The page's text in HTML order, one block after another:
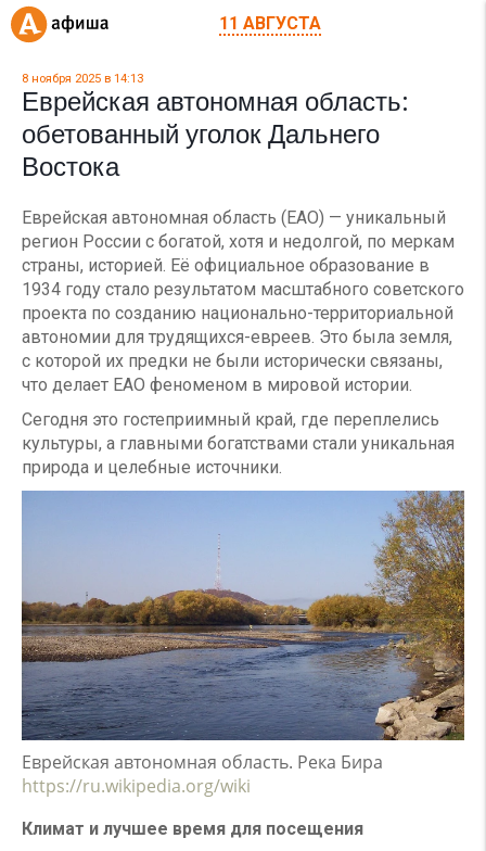
11 АВГУСТА
8 ноября 2025 в 14:13
Еврейская автономная область:
обетованный уголок Дальнего
Востока
Еврейская автономная область (ЕАО) — уникальный
регион России с богатой, хотя и недолгой, по меркам
страны, историей. Её официальное образование в
1934 году стало результатом масштабного советского
проекта по созданию национально-территориальной
автономии для трудящихся-евреев. Это была земля,
с которой их предки не были исторически связаны,
что делает ЕАО феноменом в мировой истории.
Сегодня это гостеприимный край, где переплелись
культуры, а главными богатствами стали уникальная
природа и целебные источники.
Еврейская автономная область. Река Бира
https://ru.wikipedia.org/wiki
Климат и лучшее время для посещения